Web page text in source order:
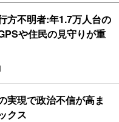
方不明者:年1.7万人台の
や住民の見守りが重
実現で政治不信が高ま
クス